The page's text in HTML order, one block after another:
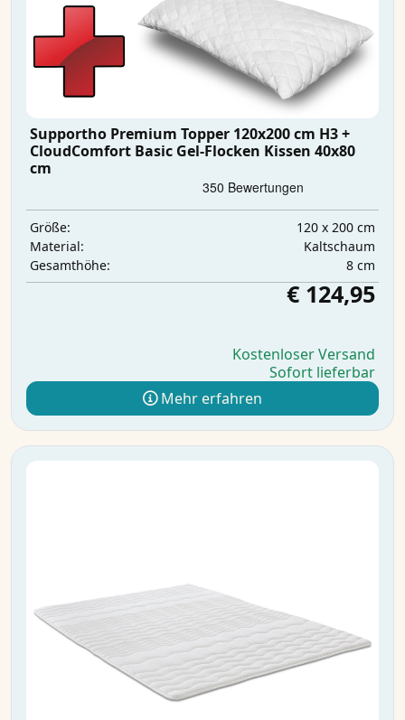
Supportho Premium Topper 120x200 cm H3 +
CloudComfort Basic Gel-Flocken Kissen 40x80
cm
Größe:
120 x 200 cm
Material:
Kaltschaum
Gesamthöhe:
8 cm
€ 124,95
Kostenloser Versand
Sofort lieferbar
Mehr erfahren